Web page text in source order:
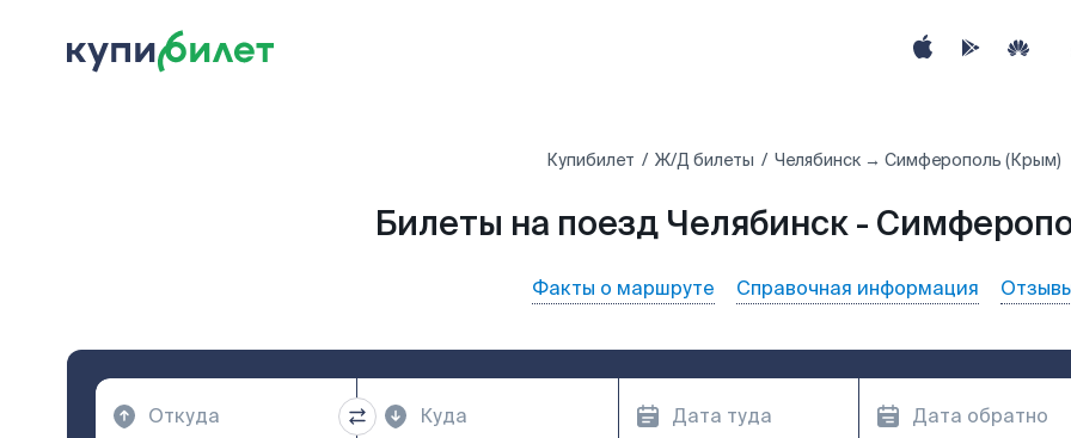
Купибилет Ж/Д билеты Челябинск → Симферополь (Крым)
Билеты на поезд Челябинск -
Факты о маршруте Справочная информация